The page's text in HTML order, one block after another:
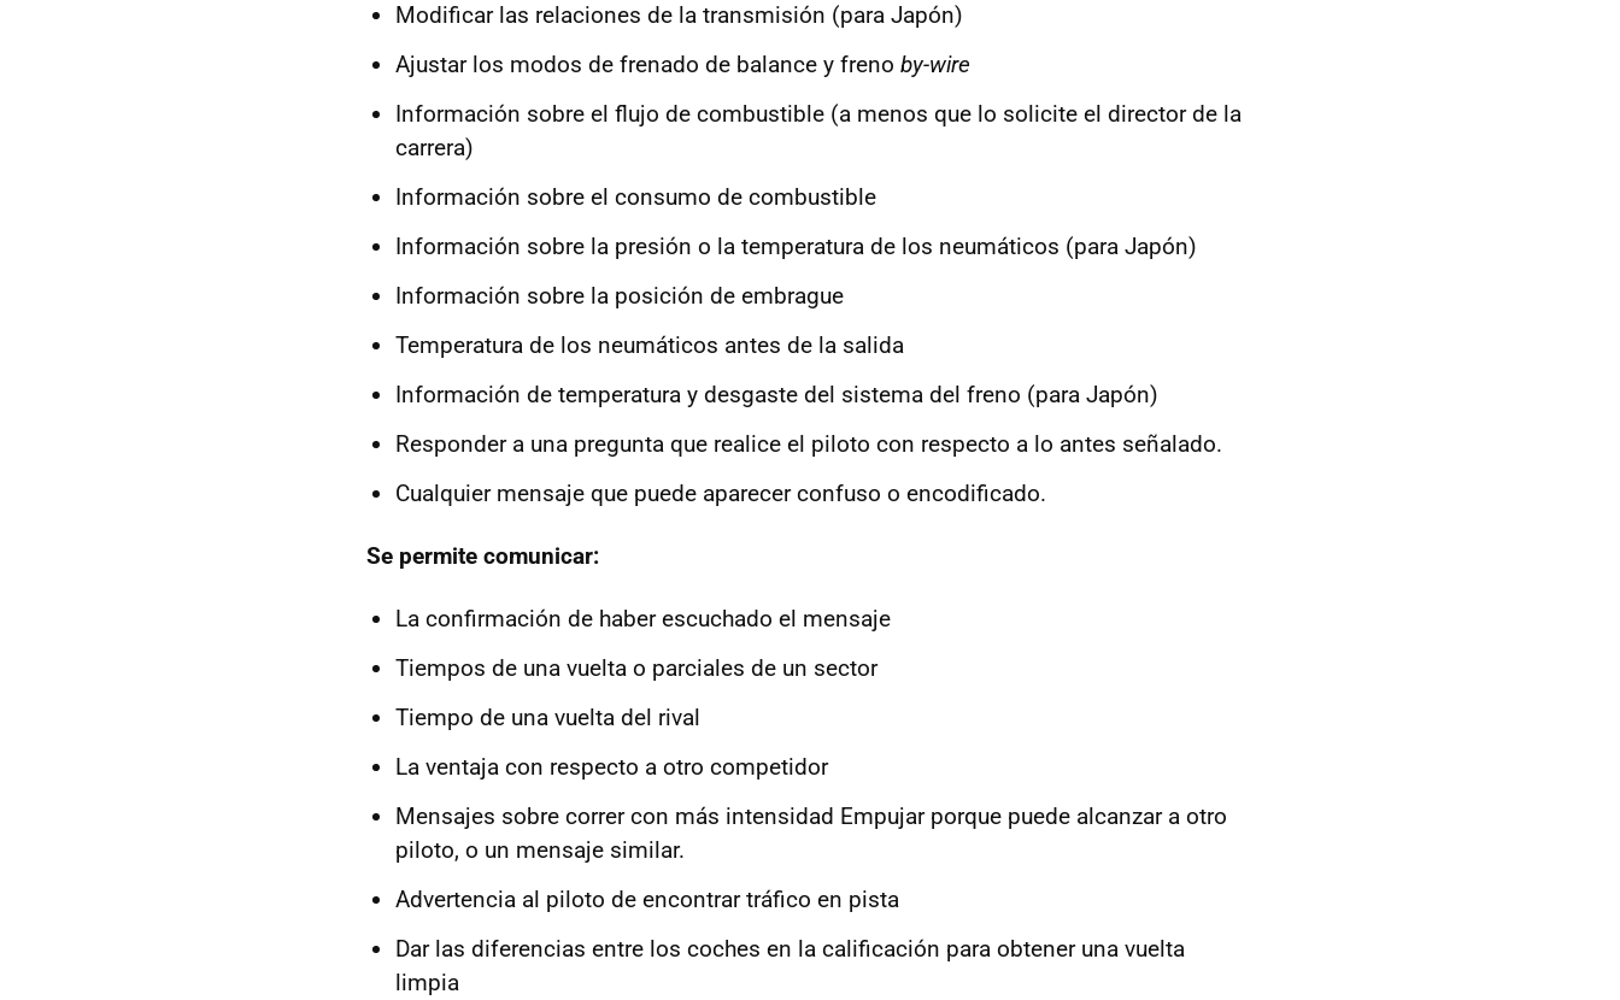
Modificar las relaciones de la transmisión (para Japón)
Ajustar los modos de frenado de balance y freno by-wire
Información sobre el flujo de combustible (a menos que lo solicite el director de la
carrera)
Información sobre el consumo de combustible
Información sobre la presión o la temperatura de los neumáticos (para Japón)
Información sobre la posición de embrague
Temperatura de los neumáticos antes de la salida
Información de temperatura y desgaste del sistema del freno (para Japón)
Responder a una pregunta que realice el piloto con respecto a lo antes señalado.
Cualquier mensaje que puede aparecer confuso o encodificado.
Se permite comunicar:
La confirmación de haber escuchado el mensaje
Tiempos de una vuelta o parciales de un sector
Tiempo de una vuelta del rival
La ventaja con respecto a otro competidor
Mensajes sobre correr con más intensidad Empujar porque puede alcanzar a otro
piloto, o un mensaje similar.
Advertencia al piloto de encontrar tráfico en pista
Dar las diferencias entre los coches en la calificación para obtener una vuelta
limpia